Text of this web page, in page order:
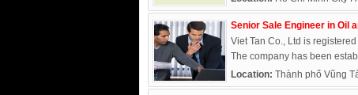
Senior Sale Engineer in Oil
Viet Tan Co., Ltd is
The company has been
Location: Thành phố Vũng